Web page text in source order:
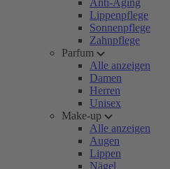
Anti-Aging
Lippenpflege
Sonnenpflege
Zahnpflege
Parfum
Alle anzeigen
Damen
Herren
Unisex
Make-up
Alle anzeigen
Augen
Lippen
Nägel